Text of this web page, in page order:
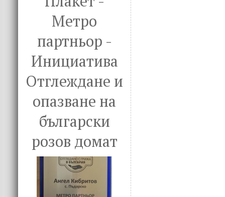
Метро
партньор -
Инициатива
Отглеждане и
опазване на
български
розов домат